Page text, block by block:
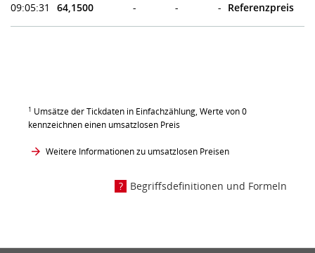
09:05:31 64,1500 - - - Referenzpreis
1 Umsätze der Tickdaten in Einfachzählung, Werte von 0
kennzeichnen einen umsatzlosen Preis
Weitere Informationen zu umsatzlosen Preisen
Begriffsdefinitionen und Formeln